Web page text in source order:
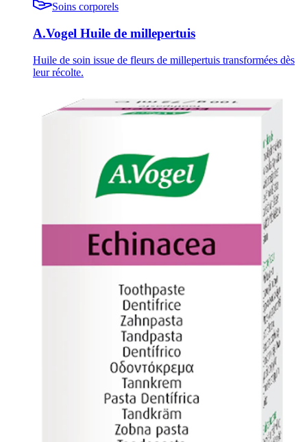
Soins corporels
A.Vogel Huile de millepertuis
Huile de soin issue de fleurs de millepertuis transformées dès
leur récolte.